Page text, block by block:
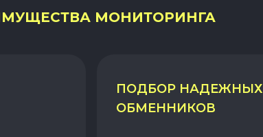
МОНИТОРИНГА
ПОДБОР НАДЕЖНЫХ
ОБМЕННИКОВ